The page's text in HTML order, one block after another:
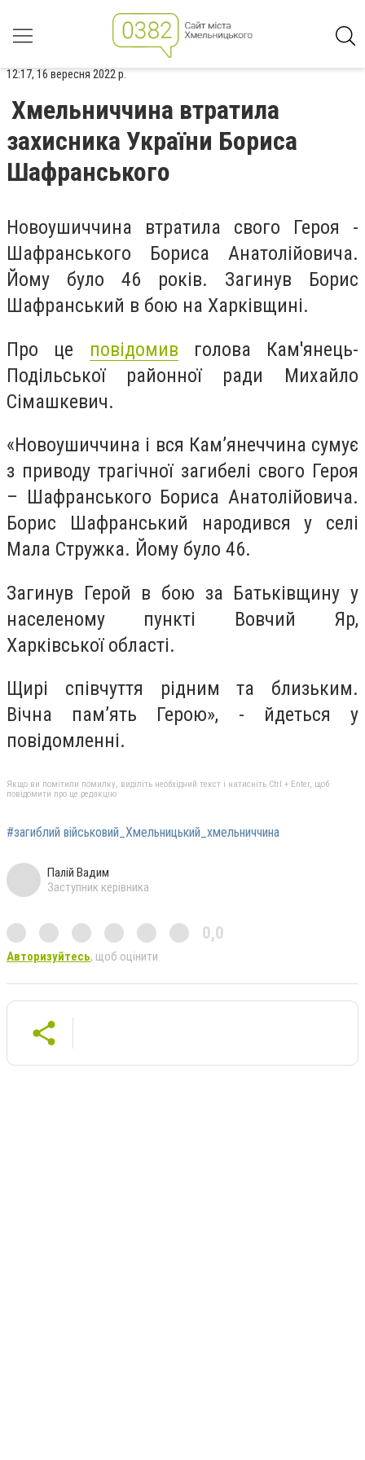
12:17, 16 вересня 2022 р.
Хмельниччина втратила
захисника України Бориса
Шафранського
Новоушиччина втратила свого Героя -
Шафранського Бориса Анатолійовича.
Йому було 46 років. Загинув Борис
Шафранський в бою на Харківщині.
Про це повідомив голова Кам'янець-
Подільської районної ради Михайло
Сімашкевич.
«Новоушиччина і вся Кам’янеччина сумує
з приводу трагічної загибелі свого Героя
– Шафранського Бориса Анатолійовича.
Борис Шафранський народився у селі
Мала Стружка. Йому було 46.
Загинув Герой в бою за Батьківщину у
населеному пункті Вовчий Яр,
Харківської області.
Щирі співчуття рідним та близьким.
Вічна пам’ять Герою», - йдеться у
повідомленні.
Якщо ви помітили помилку, виділіть необхідний текст і натисніть Ctrl + Enter, щоб
повідомити про це редакцію
#загиблий військовий_Хмельницький_хмельниччина
Палій Вадим
Заступник керівника
0,0
Авторизуйтесь, щоб оцінити